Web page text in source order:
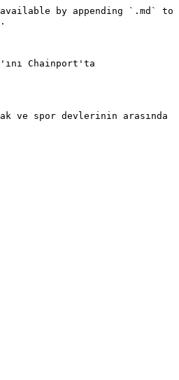
by appending `.md` to
Chainport'ta
ve spor devlerinin arasında